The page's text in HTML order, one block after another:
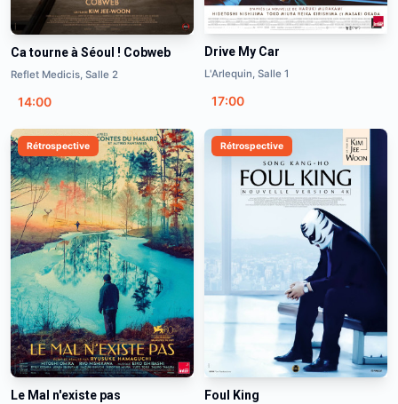
Ca tourne à Séoul ! Cobweb
Reflet Medicis, Salle 2
14:00
Drive My Car
L'Arlequin, Salle 1
17:00
Rétrospective
Le Mal n'existe pas
Rétrospective
Foul King